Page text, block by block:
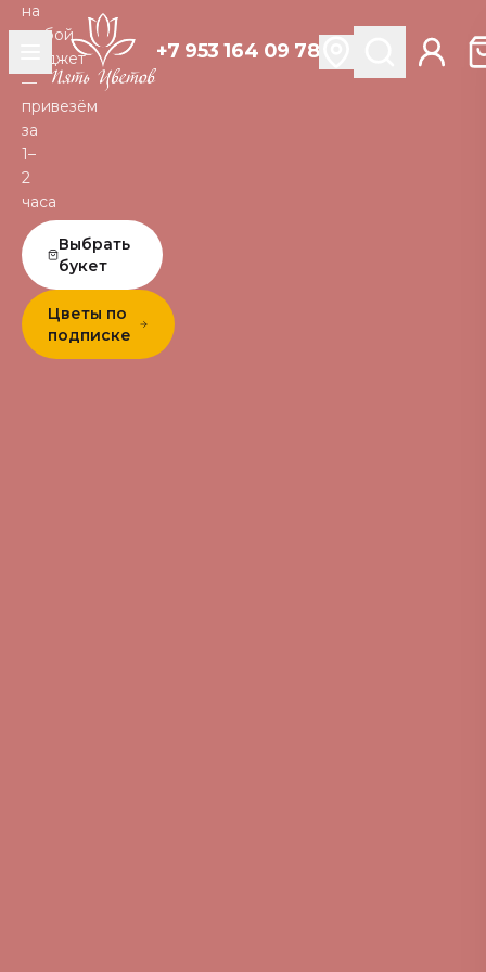
+7 953 164 09 78
на
любой
бюджет
—
привезём
за
1–
2
часа
Выбрать
букет
Цветы по
подписке